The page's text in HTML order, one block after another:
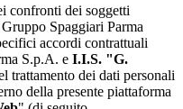
confronti dei soggetti
Spaggiari Parma
accordi contrattuali
S.p.A. e I.I.S. "G.
trattamento dei dati personali
della presente piattaforma